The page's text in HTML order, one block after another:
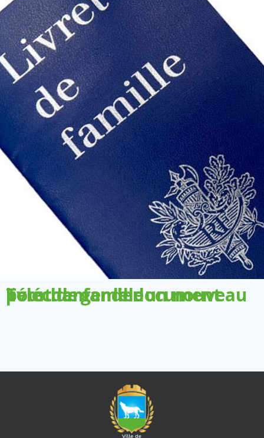
Télécharger le document pour demander un nouveau livret de famille